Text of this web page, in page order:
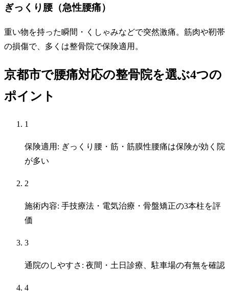
ぎっくり腰（急性腰痛）
重い物を持った瞬間・くしゃみなどで突然激痛。筋肉や靭帯
の損傷で、多くは整骨院で保険適用。
京都市で腰痛対応の整骨院を選ぶ4つの
ポイント
1
保険適用: ぎっくり腰・筋・筋膜性腰痛は保険が効く院
が多い
2
施術内容: 手技療法・電気治療・骨盤矯正の3本柱を評
価
3
通院のしやすさ: 夜間・土日診療、駐車場の有無を確認
4